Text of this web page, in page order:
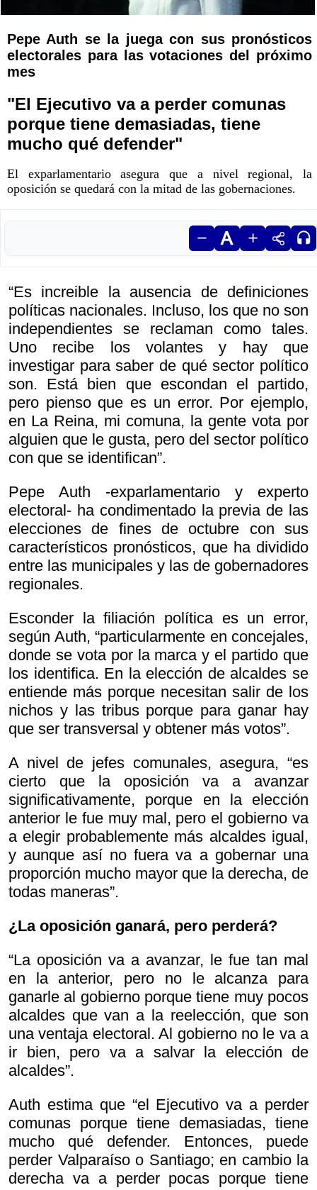
Pepe Auth se la juega con sus pronósticos
electorales para las votaciones del próximo
mes
"El Ejecutivo va a perder comunas
porque tiene demasiadas, tiene
mucho qué defender"
El exparlamentario asegura que a nivel regional, la
oposición se quedará con la mitad de las gobernaciones.
“Es increible la ausencia de definiciones
políticas nacionales. Incluso, los que no son
independientes se reclaman como tales.
Uno recibe los volantes y hay que
investigar para saber de qué sector político
son. Está bien que escondan el partido,
pero pienso que es un error. Por ejemplo,
en La Reina, mi comuna, la gente vota por
alguien que le gusta, pero del sector político
con que se identifican”.
Pepe Auth -exparlamentario y experto
electoral- ha condimentado la previa de las
elecciones de fines de octubre con sus
característicos pronósticos, que ha dividido
entre las municipales y las de gobernadores
regionales.
Esconder la filiación política es un error,
según Auth, “particularmente en concejales,
donde se vota por la marca y el partido que
los identifica. En la elección de alcaldes se
entiende más porque necesitan salir de los
nichos y las tribus porque para ganar hay
que ser transversal y obtener más votos”.
A nivel de jefes comunales, asegura, “es
cierto que la oposición va a avanzar
significativamente, porque en la elección
anterior le fue muy mal, pero el gobierno va
a elegir probablemente más alcaldes igual,
y aunque así no fuera va a gobernar una
proporción mucho mayor que la derecha, de
todas maneras”.
¿La oposición ganará, pero perderá?
“La oposición va a avanzar, le fue tan mal
en la anterior, pero no le alcanza para
ganarle al gobierno porque tiene muy pocos
alcaldes que van a la reelección, que son
una ventaja electoral. Al gobierno no le va a
ir bien, pero va a salvar la elección de
alcaldes”.
Auth estima que “el Ejecutivo va a perder
comunas porque tiene demasiadas, tiene
mucho qué defender. Entonces, puede
perder Valparaíso o Santiago; en cambio la
derecha va a perder pocas porque tiene